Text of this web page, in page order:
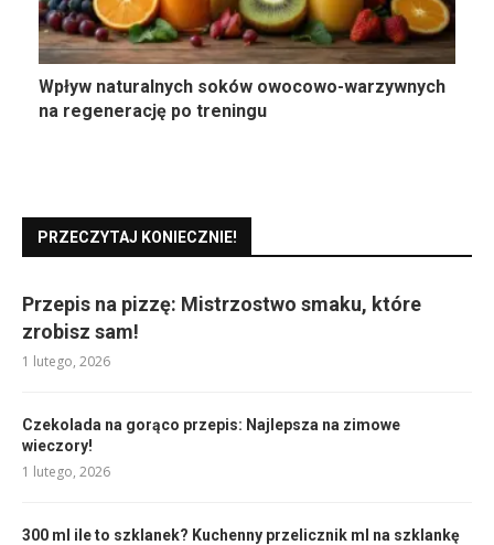
Wpływ naturalnych soków owocowo-warzywnych
na regenerację po treningu
PRZECZYTAJ KONIECZNIE!
Przepis na pizzę: Mistrzostwo smaku, które
zrobisz sam!
1 lutego, 2026
Czekolada na gorąco przepis: Najlepsza na zimowe
wieczory!
1 lutego, 2026
300 ml ile to szklanek? Kuchenny przelicznik ml na szklankę